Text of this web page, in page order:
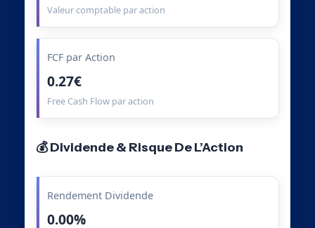
Valeur comptable par action
FCF par Action
0.27€
Free Cash Flow par action
💰 Dividende & Risque De L’Action
Rendement Dividende
0.00%